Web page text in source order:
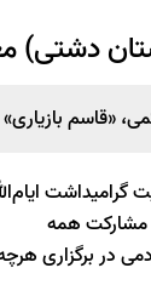
دشتی)
«قاسم
گرامیداشت
مشارکت همه
در برگزاری